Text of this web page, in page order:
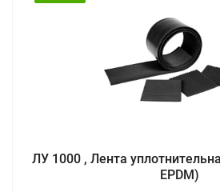
ЛУ 1000 , Лента
EPDM)